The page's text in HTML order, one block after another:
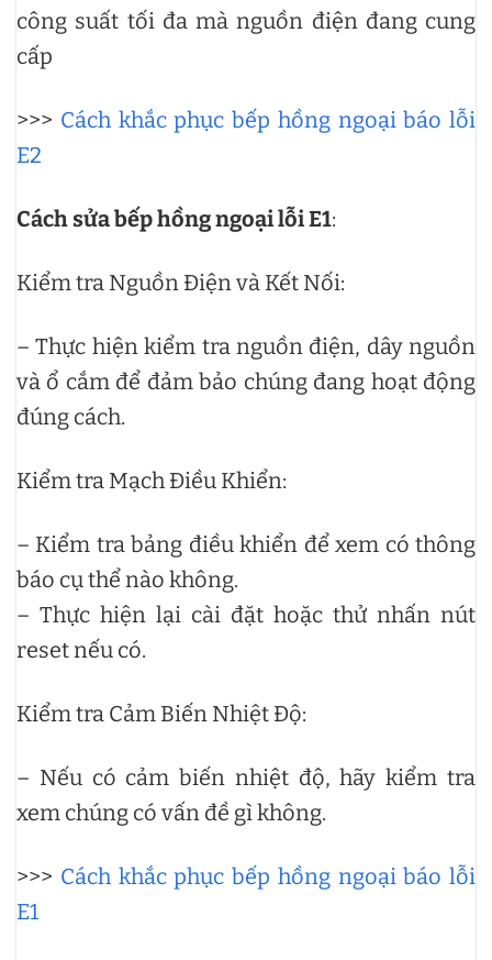
công suất tối đa mà nguồn điện đang cung
cấp
>>> Cách khắc phục bếp hồng ngoại báo lỗi
E2
Cách sửa bếp hồng ngoại lỗi E1:
Kiểm tra Nguồn Điện và Kết Nối:
– Thực hiện kiểm tra nguồn điện, dây nguồn
và ổ cắm để đảm bảo chúng đang hoạt động
đúng cách.
Kiểm tra Mạch Điều Khiển:
– Kiểm tra bảng điều khiển để xem có thông
báo cụ thể nào không.
– Thực hiện lại cài đặt hoặc thử nhấn nút
reset nếu có.
Kiểm tra Cảm Biến Nhiệt Độ:
– Nếu có cảm biến nhiệt độ, hãy kiểm tra
xem chúng có vấn đề gì không.
>>> Cách khắc phục bếp hồng ngoại báo lỗi
E1